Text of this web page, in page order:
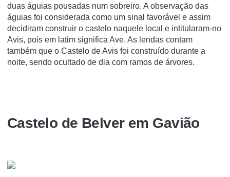
duas águias pousadas num sobreiro. A observação das
águias foi considerada como um sinal favorável e assim
decidiram construir o castelo naquele local e intitularam-no
Avis, pois em latim significa Ave. As lendas contam
também que o Castelo de Avis foi construído durante a
noite, sendo ocultado de dia com ramos de árvores.
Castelo de Belver em Gavião